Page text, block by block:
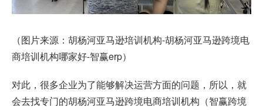
（图片来源：胡杨河亚马逊培训机构-胡杨河亚马逊跨境电
商培训机构哪家好-智赢erp）
对此，很多企业为了能够解决运营方面的问题，所以，就
会去找专门的胡杨河亚马逊跨境电商培训机构（智赢跨境